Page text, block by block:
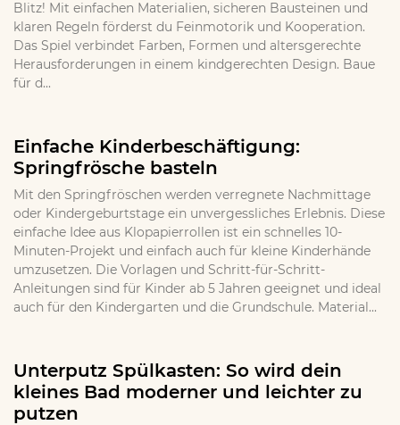
Blitz! Mit einfachen Materialien, sicheren Bausteinen und
klaren Regeln förderst du Feinmotorik und Kooperation.
Das Spiel verbindet Farben, Formen und altersgerechte
Herausforderungen in einem kindgerechten Design. Baue
für d...
Einfache Kinderbeschäftigung:
Springfrösche basteln
Mit den Springfröschen werden verregnete Nachmittage
oder Kindergeburtstage ein unvergessliches Erlebnis. Diese
einfache Idee aus Klopapierrollen ist ein schnelles 10-
Minuten-Projekt und einfach auch für kleine Kinderhände
umzusetzen. Die Vorlagen und Schritt-für-Schritt-
Anleitungen sind für Kinder ab 5 Jahren geeignet und ideal
auch für den Kindergarten und die Grundschule. Material...
Unterputz Spülkasten: So wird dein
kleines Bad moderner und leichter zu
putzen